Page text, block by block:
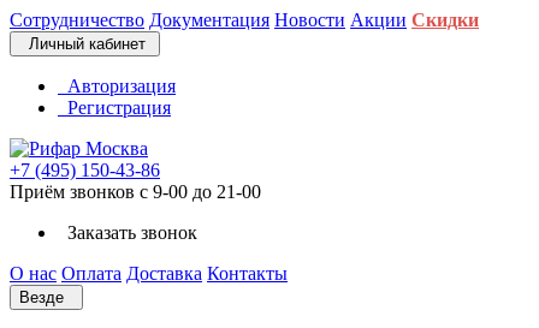
Сотрудничество Документация Новости Акции Скидки
Личный кабинет
Авторизация
Регистрация
+7 (495) 150-43-86
Приём звонков с 9-00 до 21-00
Заказать звонок
О нас Оплата Доставка Контакты
Везде